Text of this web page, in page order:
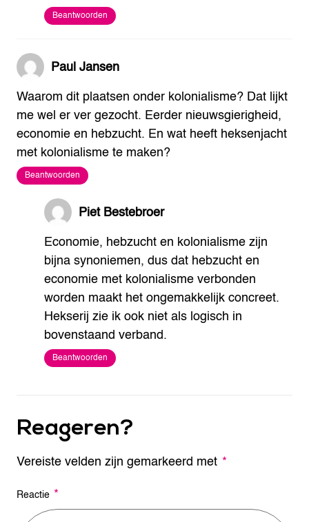
Beantwoorden
Paul Jansen
Waarom dit plaatsen onder kolonialisme? Dat lijkt
me wel er ver gezocht. Eerder nieuwsgierigheid,
economie en hebzucht. En wat heeft heksenjacht
met kolonialisme te maken?
Beantwoorden
Piet Bestebroer
Economie, hebzucht en kolonialisme zijn
bijna synoniemen, dus dat hebzucht en
economie met kolonialisme verbonden
worden maakt het ongemakkelijk concreet.
Hekserij zie ik ook niet als logisch in
bovenstaand verband.
Beantwoorden
Reageren?
Vereiste velden zijn gemarkeerd met *
Reactie *
A
t
e